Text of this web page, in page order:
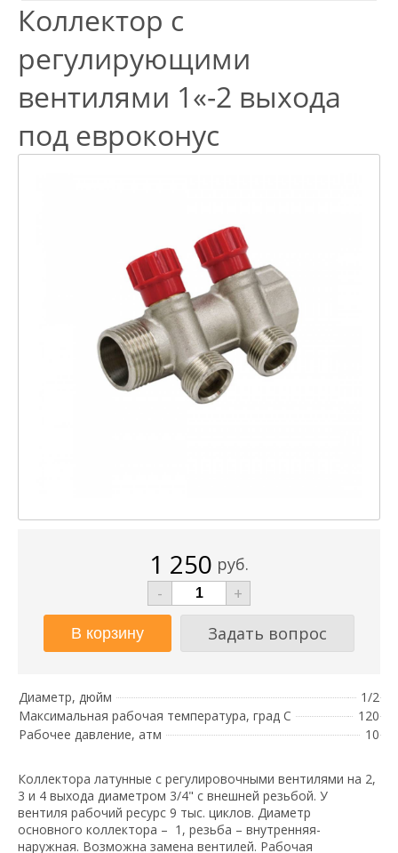
Коллектор с
регулирующими
вентилями 1«-2 выхода
под евроконус
1 250 руб.
-
+
Задать вопрос
Диаметр, дюйм
1/2
Максимальная рабочая температура, град С
120
Рабочее давление, атм
10
Коллектора латунные с регулировочными вентилями на 2,
3 и 4 выхода диаметром 3/4" с внешней резьбой. У
вентиля рабочий ресурс 9 тыс. циклов. Диаметр
основного коллектора – 1, резьба – внутренняя-
наружная. Возможна замена вентилей. Рабочая